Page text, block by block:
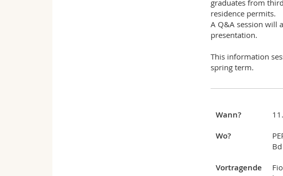
graduates from
residence permits.
A Q&A session will
presentation.
This information
spring term.
Wann?
Wo?
Vortragende